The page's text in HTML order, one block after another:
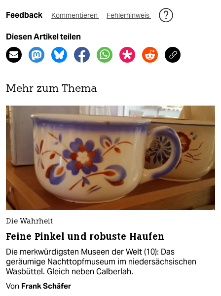
Feedback Kommentieren Fehlerhinweis
Diesen Artikel teilen
Mehr zum Thema
Die Wahrheit
Feine Pinkel und robuste Haufen
Die merkwürdigsten Museen der Welt (10): Das
geräumige Nachttopfmuseum im niedersächsischen
Wasbüttel. Gleich neben Calberlah.
Von Frank Schäfer